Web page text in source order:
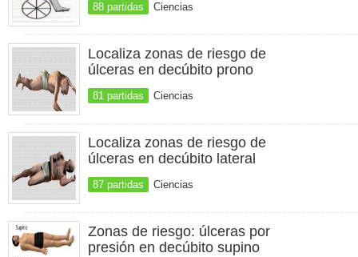
88 partidas Ciencias
Localiza zonas de riesgo de
úlceras en decúbito prono
81 partidas Ciencias
Localiza zonas de riesgo de
úlceras en decúbito lateral
87 partidas Ciencias
Zonas de riesgo: úlceras por
presión en decúbito supino